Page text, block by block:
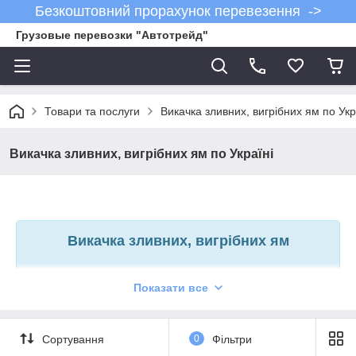
Безкоштовний прорахунок перевезення ->
Грузовые перевозки "Автотрейд"
Товари та послуги Викачка зливних, вигрібних ям по
Викачка зливних, вигрібних ям по Україні
Викачка зливних, вигрібних ям
Викачка зливних ям– це справа, з якою часто стикаються
ті, хто живе в приватних секторах або
має заміський будинок.
Цей процес, досить
Показати все
Сортування 0 Фільтри